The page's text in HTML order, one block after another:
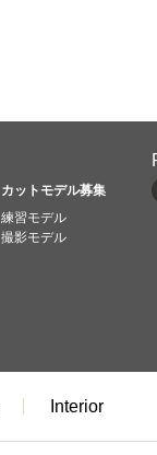
カットモデル募集
練習モデル
撮影モデル
Interior